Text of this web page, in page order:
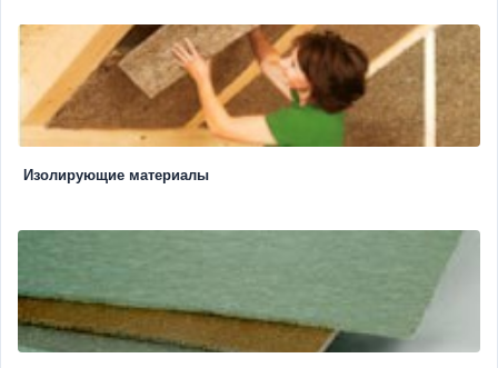
Изолирующие материалы